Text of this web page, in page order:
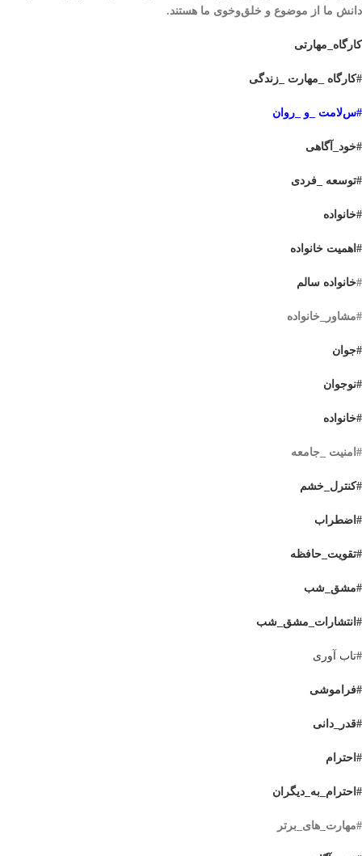
دانش ما از موضوع و خلق‌وخوی ما هستند.
کارگاه_مهارتی
#کارگاه _مهارت _زندگی
#سلامت _و _روان
#خود_آگاهی
#توسعه _فردی
#خانواده
#اهمیت خانواده
#خانواده سالم
#مشاور_خانواده
#جوان
#نوجوان
#خانواده
#امنیت _جامعه
#کنترل_خشم
#اضطراب
#تقویت_حافظه
#مشق_شب
#انتشارات_مشق_شب
#تاب آوری
#فراموشی
#قدر_دانی
#احترام
#احترام_به_دیگران
#مهارت_های_برتر